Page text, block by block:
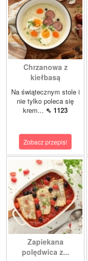
Chrzanowa z
kiełbasą
Na świątecznym stole i
nie tylko poleca się
krem... ⇖ 1123
Zobacz przepis!
Zapiekana
polędwica z...